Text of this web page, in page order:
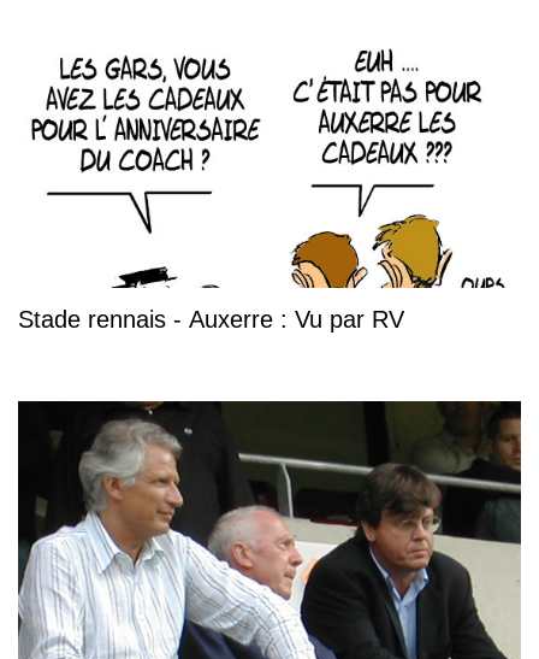
Stade rennais - Auxerre : Vu par RV